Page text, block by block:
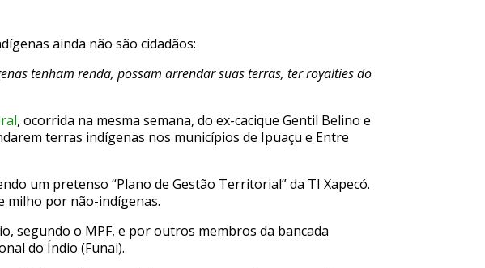
ainda não são cidadãos:
tenham renda, possam arrendar suas terras, ter royalties do
, ocorrida na mesma semana, do ex-cacique Gentil Belino e
terras indígenas nos municípios de Ipuaçu e Entre
um pretenso “Plano de Gestão Territorial” da TI Xapecó.
milho por não-indígenas.
segundo o MPF, e por outros membros da bancada
do Índio (Funai).